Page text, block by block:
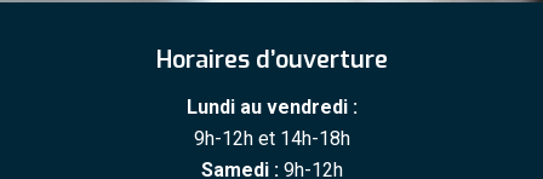
Horaires d’ouverture
Lundi au vendredi :
9h-12h et 14h-18h
Samedi :9h-12h